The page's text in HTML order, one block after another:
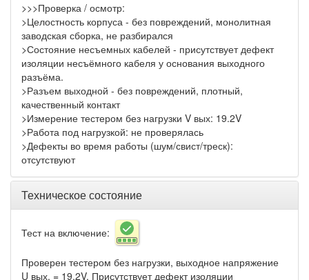
>>>Проверка / осмотр:
>Целостность корпуса - без повреждений, монолитная
заводская сборка, не разбирался
>Состояние несъемных кабелей - присутствует дефект
изоляции несъёмного кабеля у основания выходного
разъёма.
>Разъем выходной - без повреждений, плотный,
качественный контакт
>Измерение тестером без нагрузки V вых: 19.2V
>Работа под нагрузкой: не проверялась
>Дефекты во время работы (шум/свист/треск):
отсутствуют
Техническое состояние
Тест на включение:
Проверен тестером без нагрузки, выходное напряжение
U вых. = 19.2V. Присутствует дефект изоляции